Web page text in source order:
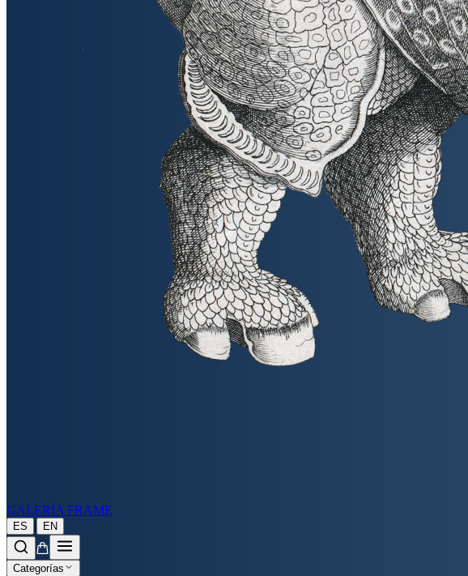
GALERÍA FRAME
ES | EN
Categorías